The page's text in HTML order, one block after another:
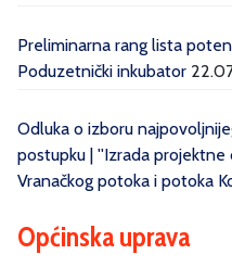
Preliminarna rang lista
Poduzetnički inkubator
Odluka o izboru
postupku | ''Izrada
Vranačkog potoka i potoka
Općinska uprava